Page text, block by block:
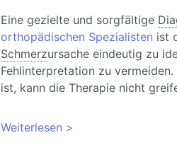
Eine gezielte und sorgfältige
orthopädischen Spezialisten ist
Schmerzursache eindeutig zu
Fehlinterpretation zu vermeiden.
ist, kann die Therapie nicht
Weiterlesen über ISG-Syndrom: